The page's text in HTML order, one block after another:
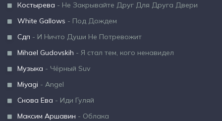
Костырева - Не Закрывайте Друг Для Друга Двери
White Gallows - Под Дождем
Сдп - И Ничто Души Не Потревожит
Mihael Gudovskih - Я стал тем, кого ненавидел
Музыка - Чёрный Suv
Miyagi - Angel
Снова Ева - Иди Гуляй
Максим Аршавин - Облака